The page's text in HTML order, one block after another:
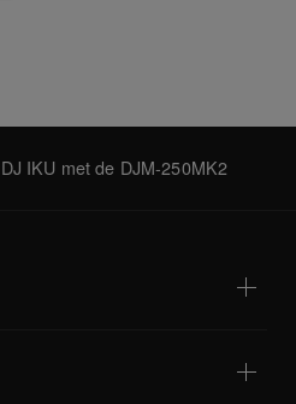
IKU met de DJM-250MK2